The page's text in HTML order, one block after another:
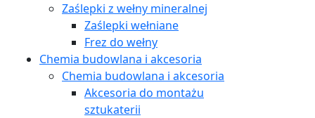
Zaślepki z wełny mineralnej
Zaślepki wełniane
Frez do wełny
Chemia budowlana i akcesoria
Chemia budowlana i akcesoria
Akcesoria do montażu
sztukaterii